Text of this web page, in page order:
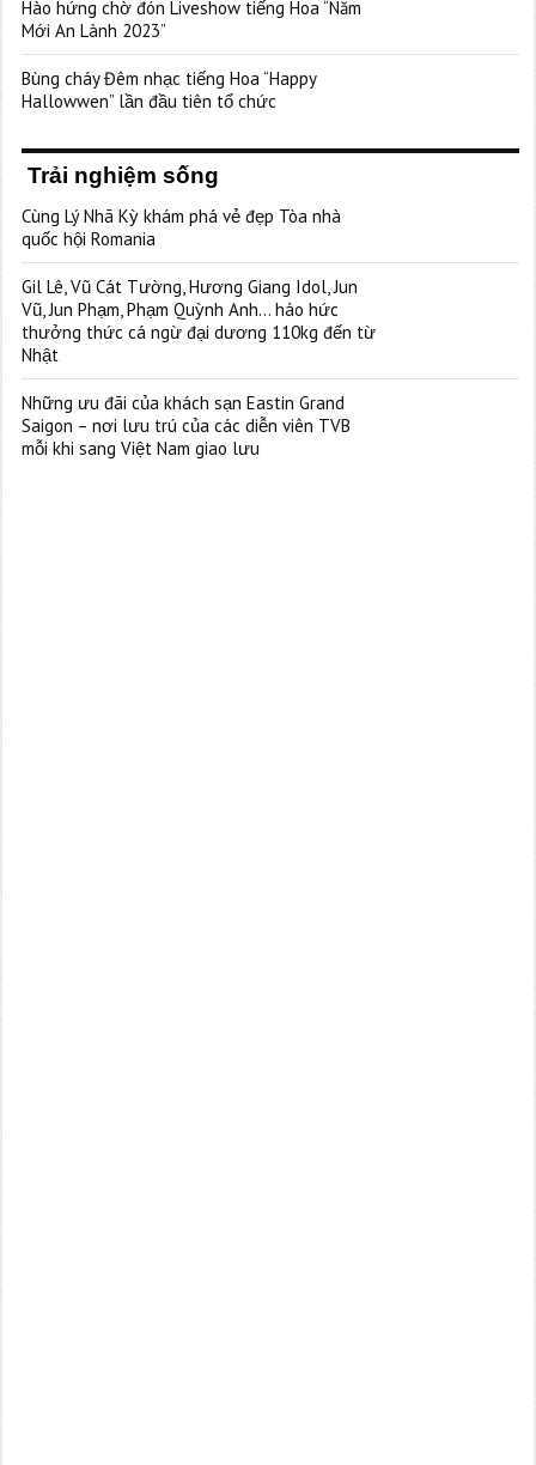
Hào hứng chờ đón Liveshow tiếng Hoa “Năm
Mới An Lành 2023”
Bùng cháy Đêm nhạc tiếng Hoa “Happy
Hallowwen” lần đầu tiên tổ chức
Trải nghiệm sống
Cùng Lý Nhã Kỳ khám phá vẻ đẹp Tòa nhà
quốc hội Romania
Gil Lê, Vũ Cát Tường, Hương Giang Idol, Jun
Vũ, Jun Phạm, Phạm Quỳnh Anh… háo hức
thưởng thức cá ngừ đại dương 110kg đến từ
Nhật
Những ưu đãi của khách sạn Eastin Grand
Saigon – nơi lưu trú của các diễn viên TVB
mỗi khi sang Việt Nam giao lưu